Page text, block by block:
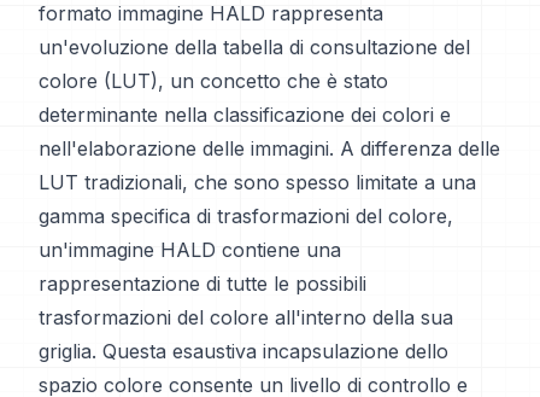
formato immagine HALD rappresenta
un'evoluzione della tabella di consultazione del
colore (LUT), un concetto che è stato
determinante nella classificazione dei colori e
nell'elaborazione delle immagini. A differenza delle
LUT tradizionali, che sono spesso limitate a una
gamma specifica di trasformazioni del colore,
un'immagine HALD contiene una
rappresentazione di tutte le possibili
trasformazioni del colore all'interno della sua
griglia. Questa esaustiva incapsulazione dello
spazio colore consente un livello di controllo e